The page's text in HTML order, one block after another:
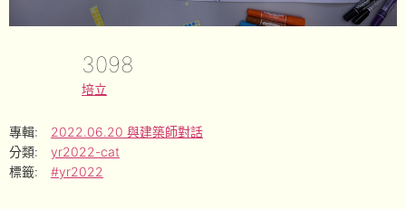
3098
培立
專輯:
2022.06.20 與建築師對話
分類:
yr2022-cat
標籤:
#yr2022